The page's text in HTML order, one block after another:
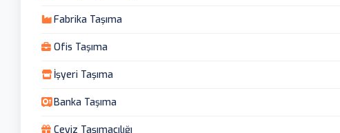
Fabrika Taşıma
Ofis Taşıma
İşyeri Taşıma
Banka Taşıma
Çeyiz Taşımacılığı